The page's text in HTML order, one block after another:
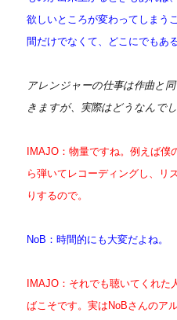
欲しいところが変わってしまう
間だけでなくて、どこにでもあ
アレンジャーの仕事は作曲と
きますが、実際はどうなんで
IMAJO：物量ですね。例えば
ら弾いてレコーディングし、リ
りするので。
NoB：時間的にも大変だよね。
IMAJO：それでも聴いてくれた
ばこそです。実はNoBさんのア